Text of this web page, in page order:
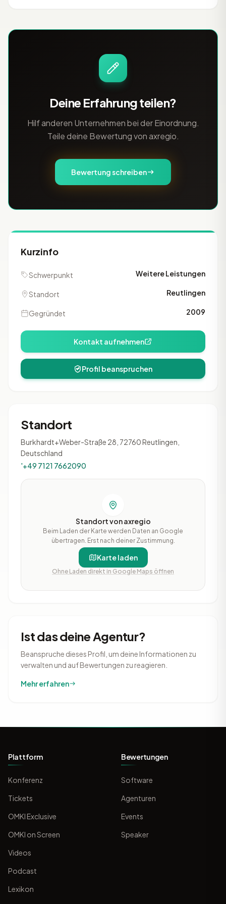
betreut Kunden mit hohen Anforder
Deine Erfahrung teilen?
Hilf anderen Unternehmen bei der Einordnung.
Teile deine Bewertung von axregio.
Bewertung schreiben
Kurzinfo
Schwerpunkt Weitere Leistungen
Standort Reutlingen
Gegründet 2009
Kontakt aufnehmen
Profil beanspruchen
Standort
Burkhardt+Weber-Straße 28, 72760 Reutlingen,
Deutschland
'+49 7121 7662090
Standort von axregio
Beim Laden der Karte werden Daten an Google
übertragen. Erst nach deiner Zustimmung.
Karte laden
Ohne Laden direkt in Google Maps öffnen
Ist das deine Agentur?
Beanspruche dieses Profil, um deine Informationen zu
verwalten und auf Bewertungen zu reagieren.
Mehr erfahren
Plattform
Konferenz
Tickets
OMKI Exclusive
OMKI on Screen
Videos
Podcast
Lexikon
Bewertungen
Software
Agenturen
Events
Speaker